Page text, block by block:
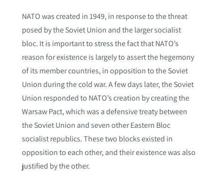
NATO was created in 1949, in response to the threat
posed by the Soviet Union and the larger socialist
bloc. It is important to stress the fact that NATO’s
reason for existence is largely to assert the hegemony
of its member countries, in opposition to the Soviet
Union during the cold war. A few days later, the Soviet
Union responded to NATO’s creation by creating the
Warsaw Pact, which was a defensive treaty between
the Soviet Union and seven other Eastern Bloc
socialist republics. These two blocks existed in
opposition to each other, and their existence was also
justified by the other.